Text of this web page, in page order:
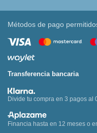
Métodos de pago
Transferencia bancaria
Divide tu compra en 3 pagos al
Financia hasta en 12 meses o